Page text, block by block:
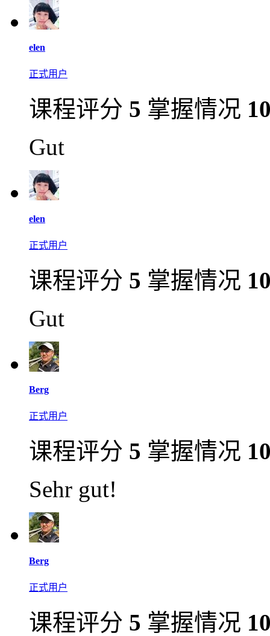
elen
正式用户
课程评分 5 掌握情况
Gut
elen
正式用户
课程评分 5 掌握情况
Gut
Berg
正式用户
课程评分 5 掌握情况
Sehr gut!
Berg
正式用户
课程评分 5 掌握情况